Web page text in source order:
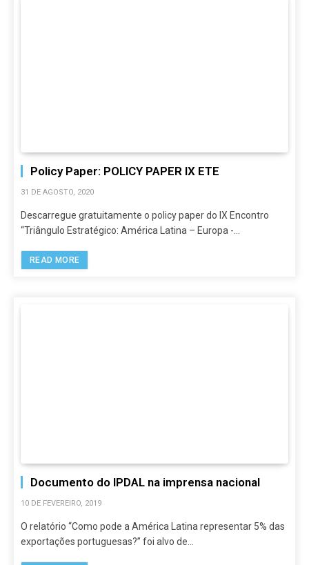
Policy Paper: POLICY PAPER IX ETE
31 DE AGOSTO, 2020
Descarregue gratuitamente o policy paper do IX Encontro
“Triângulo Estratégico: América Latina – Europa -…
READ MORE
Documento do IPDAL na imprensa nacional
10 DE FEVEREIRO, 2019
O relatório “Como pode a América Latina representar 5% das
exportações portuguesas?” foi alvo de…